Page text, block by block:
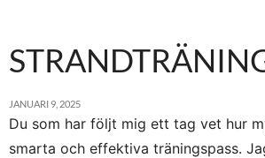
JANUARI 9, 2025
Du som har följt mig ett tag vet hur
smarta och effektiva träningspass.